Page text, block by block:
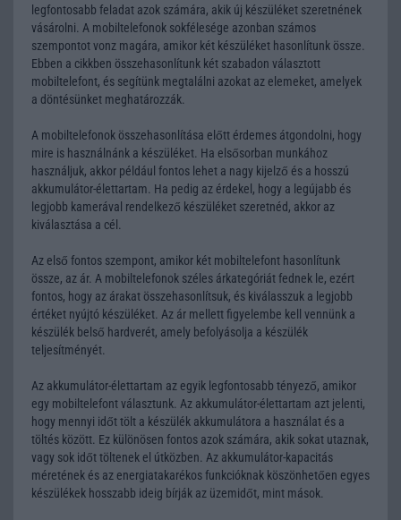
legfontosabb feladat azok számára, akik új készüléket szeretnének
vásárolni. A mobiltelefonok sokfélesége azonban számos
szempontot vonz magára, amikor két készüléket hasonlítunk össze.
Ebben a cikkben összehasonlítunk két szabadon választott
mobiltelefont, és segítünk megtalálni azokat az elemeket, amelyek
a döntésünket meghatározzák.
A mobiltelefonok összehasonlítása előtt érdemes átgondolni, hogy
mire is használnánk a készüléket. Ha elsősorban munkához
használjuk, akkor például fontos lehet a nagy kijelző és a hosszú
akkumulátor-élettartam. Ha pedig az érdekel, hogy a legújabb és
legjobb kamerával rendelkező készüléket szeretnéd, akkor az
kiválasztása a cél.
Az első fontos szempont, amikor két mobiltelefont hasonlítunk
össze, az ár. A mobiltelefonok széles árkategóriát fednek le, ezért
fontos, hogy az árakat összehasonlítsuk, és kiválasszuk a legjobb
értéket nyújtó készüléket. Az ár mellett figyelembe kell vennünk a
készülék belső hardverét, amely befolyásolja a készülék
teljesítményét.
Az akkumulátor-élettartam az egyik legfontosabb tényező, amikor
egy mobiltelefont választunk. Az akkumulátor-élettartam azt jelenti,
hogy mennyi időt tölt a készülék akkumulátora a használat és a
töltés között. Ez különösen fontos azok számára, akik sokat utaznak,
vagy sok időt töltenek el útközben. Az akkumulátor-kapacitás
méretének és az energiatakarékos funkcióknak köszönhetően egyes
készülékek hosszabb ideig bírják az üzemidőt, mint mások.